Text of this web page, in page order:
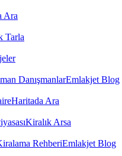
Ara
Tarla
DanışmanlarEmlakjet Blog
Haritada Ara
Kiralık Arsa
RehberiEmlakjet Blog